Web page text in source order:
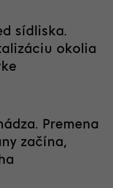
sídliska.
okolia
Premena
začína,